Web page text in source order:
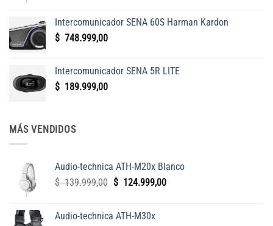
era:
es:
Intercomunicador SENA 60S Harman Kardon
$ 748.999,00
Intercomunicador SENA 5R LITE
$ 189.999,00
MÁS VENDIDOS
Audio-technica ATH-M20x Blanco
$139.999,00 El
era:
$ 124.999,00El
Audio-technica ATH-M30x